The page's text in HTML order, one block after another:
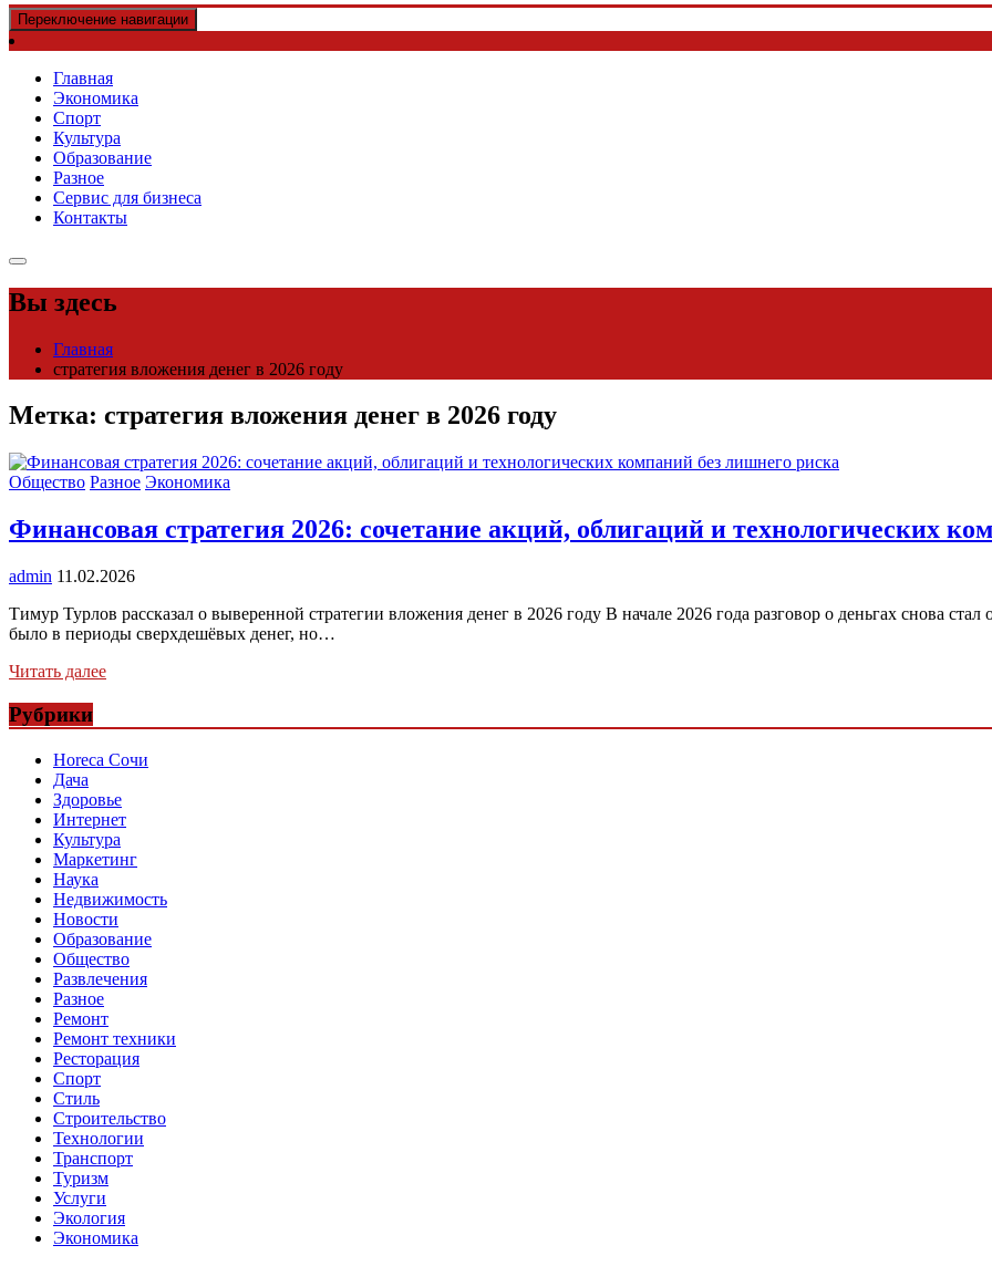
Переключение навигации
Главная
Экономика
Спорт
Культура
Образование
Разное
Сервис для бизнеса
Контакты
Вы здесь
Главная
стратегия вложения денег в 2026 году
Метка: стратегия вложения денег в 2026 году
Общество Разное Экономика
Финансовая стратегия 2026: сочетание акций, облигаций и технологических
admin 11.02.2026
Тимур Турлов рассказал о выверенной стратегии вложения денег в 2026 году В начале 2026 года разговор о деньгах снова
было в периоды сверхдешёвых денег, но…
Читать далее
Рубрики
Horeca Сочи
Дача
Здоровье
Интернет
Культура
Маркетинг
Наука
Недвижимость
Новости
Образование
Общество
Развлечения
Разное
Ремонт
Ремонт техники
Ресторация
Спорт
Стиль
Строительство
Технологии
Транспорт
Туризм
Услуги
Экология
Экономика